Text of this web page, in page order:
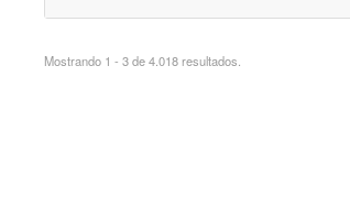
Mostrando 1 - 3 de 4.018 resultados.